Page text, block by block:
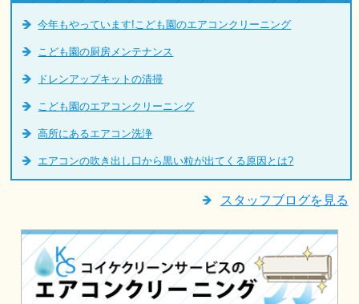
今年もやっています!こども園のエアコンクリーニング
こども園の厨房メンテナンス
ドレンアップキットの清掃
こども園のエアコンクリーニング
高所にあるエアコン洗浄
エアコンの吹き出し口から黒い粒が出てくる原因とは?
スタッフブログを見る